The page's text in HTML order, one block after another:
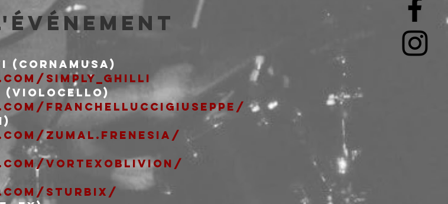
simply_ghilli
♢ Giuseppe Franchelucci (Violocello)
franchelluccigiuseppe/
zumal.frenesia/
vortexoblivion/
sturbix/